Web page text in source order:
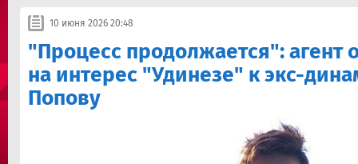
10 июня 2026 20:48
"Процесс продолжается": агент
на интерес "Удинезе" к экс-
Попову